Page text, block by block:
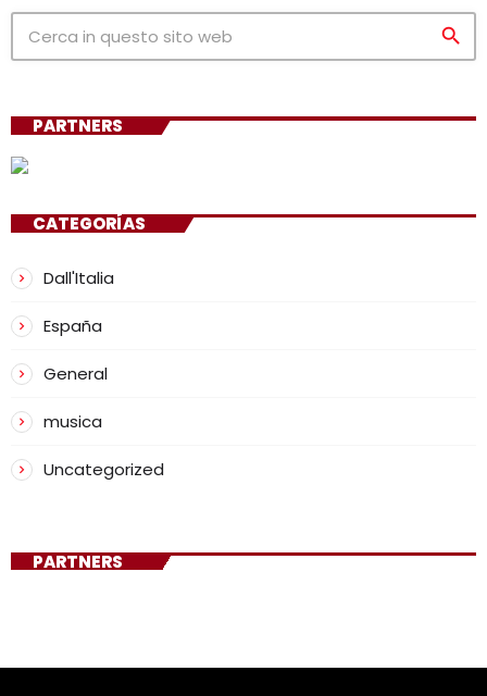
search
PARTNERS
CATEGORÍAS
Dall'Italia
España
General
musica
Uncategorized
PARTNERS